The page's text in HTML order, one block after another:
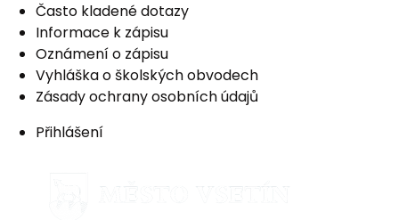
Často kladené dotazy
Informace k zápisu
Oznámení o zápisu
Vyhláška o školských obvodech
Zásady ochrany osobních údajů
Přihlášení